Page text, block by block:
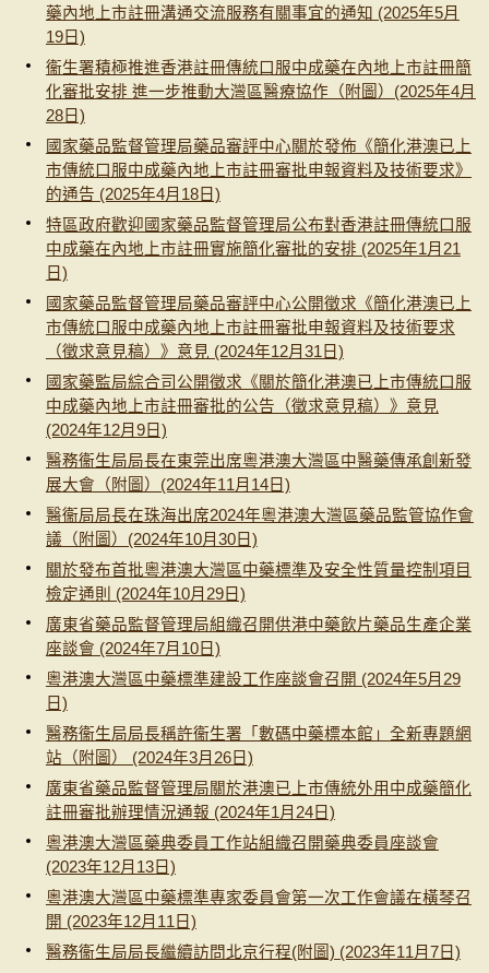
藥內地上市註冊溝通交流服務有關事宜的通知 (2025年5月
19日)
衞生署積極推進香港註冊傳統口服中成藥在內地上市註冊簡
化審批安排 進一步推動大灣區醫療協作（附圖）(2025年4月
28日)
國家藥品監督管理局藥品審評中心關於發佈《簡化港澳已上
市傳統口服中成藥內地上市註冊審批申報資料及技術要求》
的通告 (2025年4月18日)
特區政府歡迎國家藥品監督管理局公布對香港註冊傳統口服
中成藥在內地上市註冊實施簡化審批的安排 (2025年1月21
日)
國家藥品監督管理局藥品審評中心公開徵求《簡化港澳已上
市傳統口服中成藥內地上市註冊審批申報資料及技術要求
（徵求意見稿）》意見 (2024年12月31日)
國家藥監局綜合司公開徵求《關於簡化港澳已上市傳統口服
中成藥內地上市註冊審批的公告（徵求意見稿）》意見
(2024年12月9日)
醫務衞生局局長在東莞出席粵港澳大灣區中醫藥傳承創新發
展大會（附圖）(2024年11月14日)
醫衞局局長在珠海出席2024年粵港澳大灣區藥品監管協作會
議（附圖）(2024年10月30日)
關於發布首批粵港澳大灣區中藥標準及安全性質量控制項目
檢定通則 (2024年10月29日)
廣東省藥品監督管理局組織召開供港中藥飲片藥品生產企業
座談會 (2024年7月10日)
粵港澳大灣區中藥標準建設工作座談會召開 (2024年5月29
日)
醫務衞生局局長稱許衞生署「數碼中藥標本館」全新專題網
站（附圖） (2024年3月26日)
廣東省藥品監督管理局關於港澳已上市傳統外用中成藥簡化
註冊審批辦理情況通報 (2024年1月24日)
粵港澳大灣區藥典委員工作站組織召開藥典委員座談會
(2023年12月13日)
粵港澳大灣區中藥標準專家委員會第一次工作會議在橫琴召
開 (2023年12月11日)
醫務衞生局局長繼續訪問北京行程(附圖) (2023年11月7日)